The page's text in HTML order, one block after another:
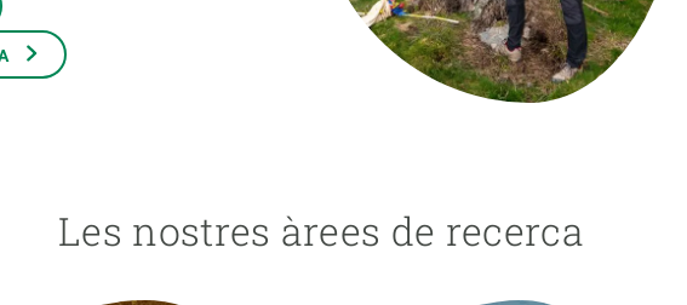
Les nostres àrees de recerca
la terra Programa de màsters i doctorat
Vine de visitant o sabàtic
Segell de bones pràctiques HRS4R
T’oferim formació